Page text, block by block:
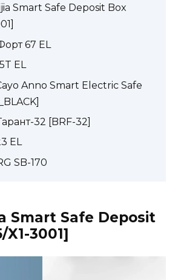
Smart Safe Deposit Box
67 EL
EL
Anno Smart Electric Safe
32 [BRF-32]
EL
SB-170
Smart Safe Deposit
X1-3001]